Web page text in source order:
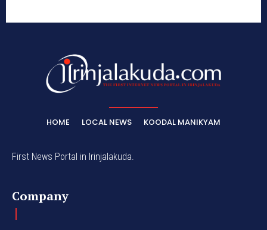
HOME LOCAL NEWS KOODAL MANIKYAM
First News Portal in Irinjalakuda.
Company